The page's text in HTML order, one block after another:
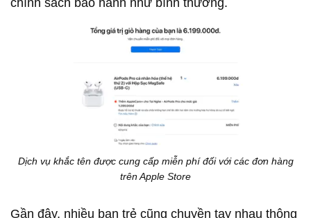
chính sách bảo hành như bình thường.
Dịch vụ khắc tên được cung cấp miễn phí đối với các đơn hàng
trên Apple Store
Gần đây, nhiều bạn trẻ cũng chuyền tay nhau thông